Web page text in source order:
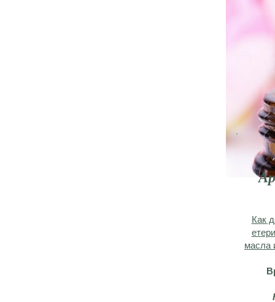
Как
масла